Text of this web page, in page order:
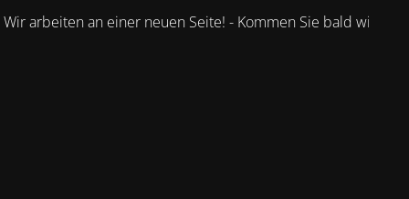
Wir arbeiten an einer neuen Seite! - Kommen Sie bald wieder.